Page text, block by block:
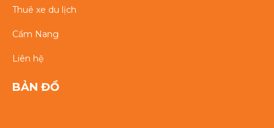
Thuê xe du lịch
Cẩm Nang
Liên hệ
BẢN ĐỒ